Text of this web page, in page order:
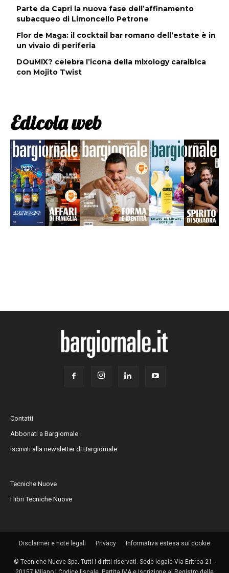
Parte da Capri la nuova fase dell’affinamento
subacqueo di Limoncello Petrone
Flor de Maga: il cocktail bar romano dell’estate è in
un vivaio di periferia
DOuMIX? celebra l’icona della mixology caraibica
con Mojito Twist
Edicola web
Contatti
Abbonati a Bargiornale
Iscriviti alla newsletter di Bargiornale
Tecniche Nuove
I libri Tecniche Nuove
Disclaimer e note legali Privacy Informativa estesa sui cookie
© Tecniche Nuove Spa. Tutti i diritti riservati. Sede legale Via Eritrea 21 -